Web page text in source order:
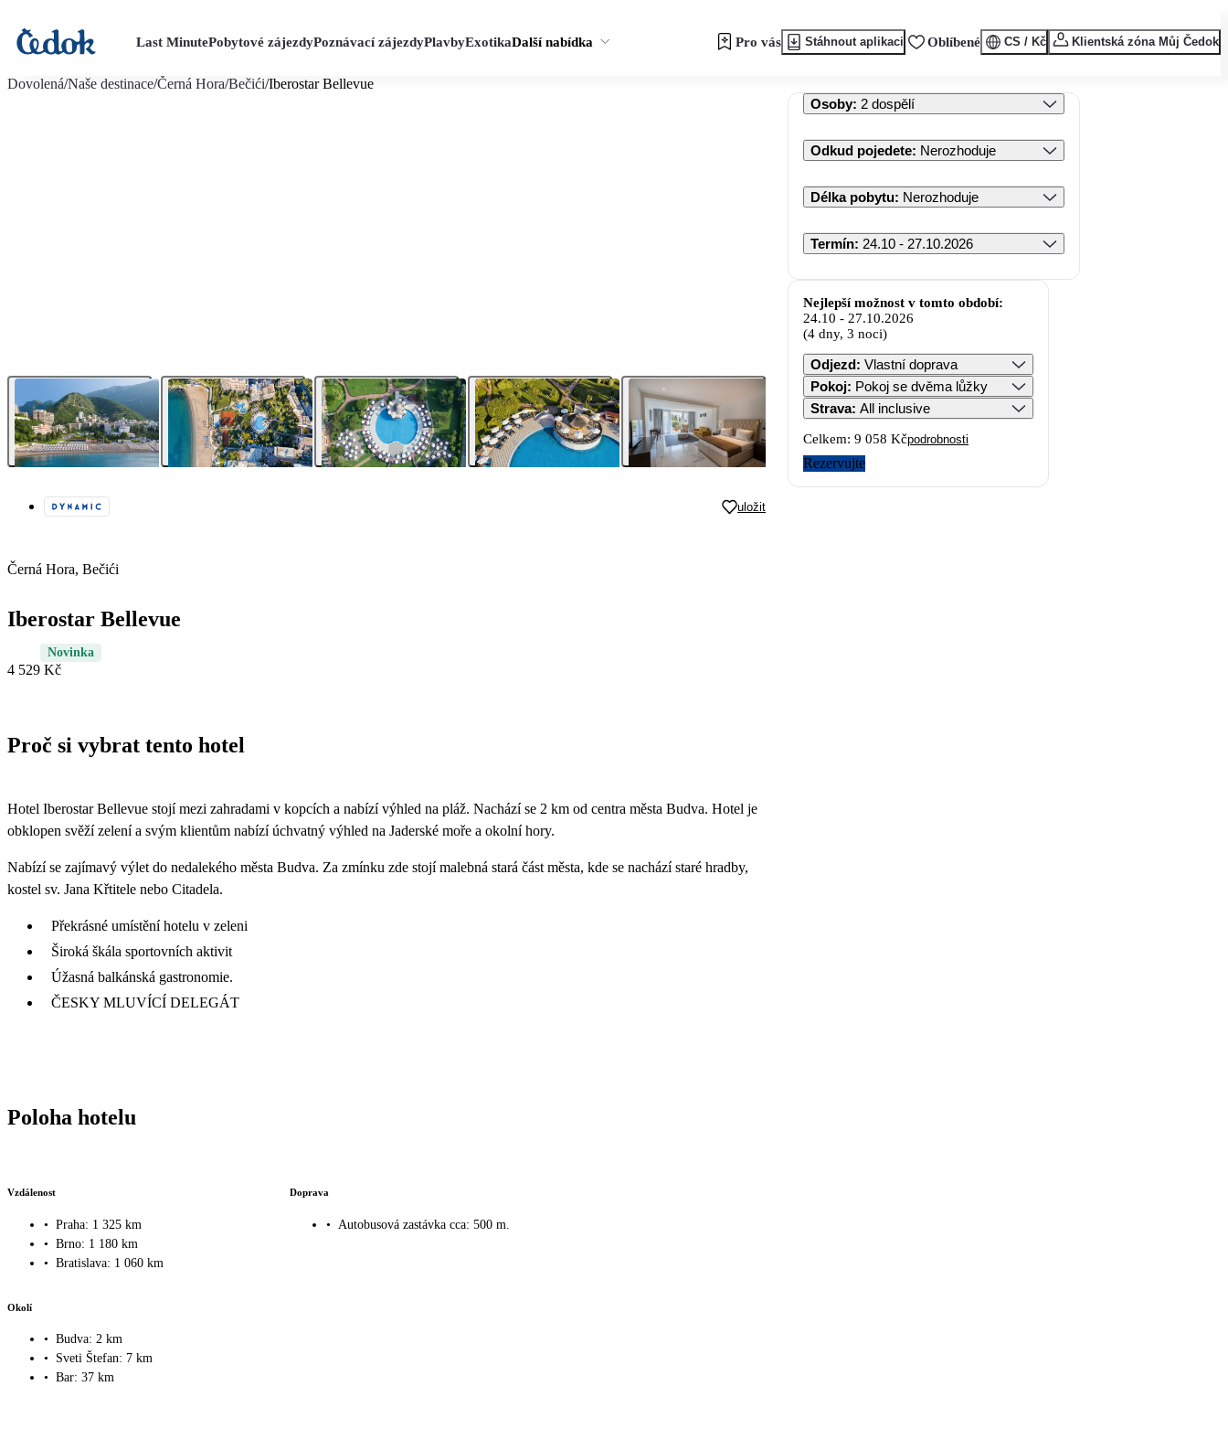
Last MinutePobytové zájezdyPoznávací zájezdyPlavbyExotikaDalší nabídka Pro vás Stáhnout aplikaci Oblíbené CS / Kč Klientská zóna Můj Čedok
Dovolená/Naše destinace/Černá Hora/Bečići/Iberostar Bellevue
uložit
Černá Hora, Bečići
Iberostar Bellevue
Novinka
4 529 Kč
Proč si vybrat tento hotel
Hotel Iberostar Bellevue stojí mezi zahradami v kopcích a nabízí výhled na pláž. Nachází se 2 km od centra města Budva. Hotel je
obklopen svěží zelení a svým klientům nabízí úchvatný výhled na Jaderské moře a okolní hory.
Nabízí se zajímavý výlet do nedalekého města Budva. Za zmínku zde stojí malebná stará část města, kde se nachází staré hradby,
kostel sv. Jana Křtitele nebo Citadela.
Překrásné umístění hotelu v zeleni
Široká škála sportovních aktivit
Úžasná balkánská gastronomie.
ČESKY MLUVÍCÍ DELEGÁT
Poloha hotelu
Vzdálenost
• Praha: 1 325 km
• Brno: 1 180 km
• Bratislava: 1 060 km
Doprava
• Autobusová zastávka cca: 500 m.
Okolí
• Budva: 2 km
•
Sveti Štefan: 7 km
• Bar: 37 km
Osoby: 2 dospělí
Odkud pojedete: Nerozhoduje
Délka pobytu: Nerozhoduje
Termín: 24.10 - 27.10.2026
Nejlepší možnost v tomto období:
24.10 - 27.10.2026
(4 dny, 3 noci)
Odjezd: Vlastní doprava
Pokoj:
Pokoj se dvěma lůžky
Strava: All inclusive
Celkem: 9 058 Kčpodrobnosti
Rezervujte